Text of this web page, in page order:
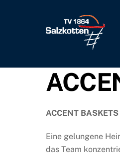
ACCENT
Eine gelungene
das Team